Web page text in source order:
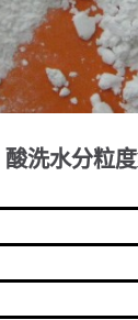
洗水分粒